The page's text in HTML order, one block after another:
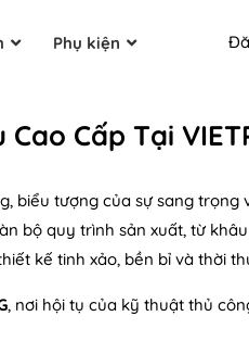
Phụ kiện
Cấp Tại
biểu tượng của sự sang trọng
bộ quy trình sản xuất, từ
kế tinh xảo, bền bỉ và thời
, nơi hội tụ của kỹ thuật thủ